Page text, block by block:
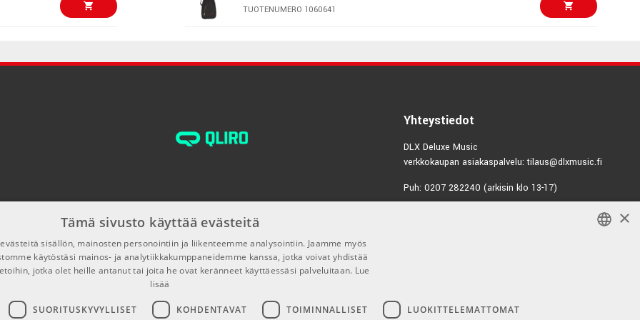
€29,00/kpl
TUOTENUMERO 1060641
TUOTENUMERO 1001367
€39,00/kpl
Gewa Gig-Bag Economy 12
Electric Guitar
TUOTENUMERO 1088247
TUOTENUMERO 1066750
Yhteystiedot
DLX Deluxe Music
verkkokaupan asiakaspalvelu: tilaus@dlxmusic.fi
Puh: 0207 282240 (arkisin klo 13-17)
×
Tämä sivusto käyttää evästeitä
sisällön, mainosten personointiin ja liikenteemme analysointiin. Jaamme myös
käytöstäsi mainos- ja analytiikkakumppaneidemme kanssa, jotka voivat yhdistää
jotka olet heille antanut tai joita he ovat keränneet käyttäessäsi palveluitaan. Lue
lisää
SUORITUSKYVYLLISET KOHDENTAVAT TOIMINNALLISET LUOKITTELEMATTOMAT